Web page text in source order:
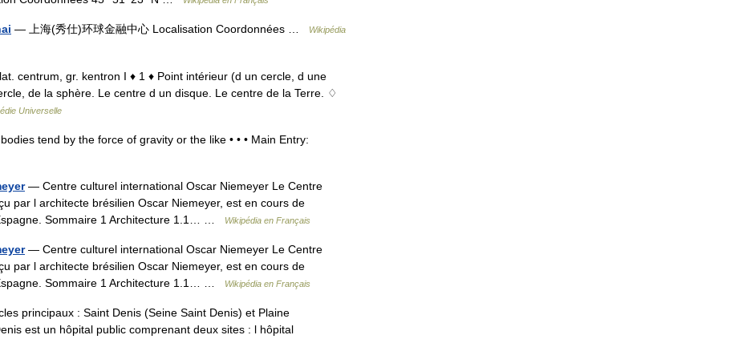
— 上海(秀仕)环球金融中心 Localisation Coordonnées …
Wikipédia
centrum, gr. kentron I ♦ 1 ♦ Point intérieur (d un cercle, d une
de la sphère. Le centre d un disque. Le centre de la Terre. ♢
Universelle
tend by the force of gravity or the like • • • Main Entry:
— Centre culturel international Oscar Niemeyer Le Centre
par l architecte brésilien Oscar Niemeyer, est en cours de
Sommaire 1 Architecture 1.1… …
Wikipédia en Français
— Centre culturel international Oscar Niemeyer Le Centre
par l architecte brésilien Oscar Niemeyer, est en cours de
Sommaire 1 Architecture 1.1… …
Wikipédia en Français
principaux : Saint Denis (Seine Saint Denis) et Plaine
est un hôpital public comprenant deux sites : l hôpital